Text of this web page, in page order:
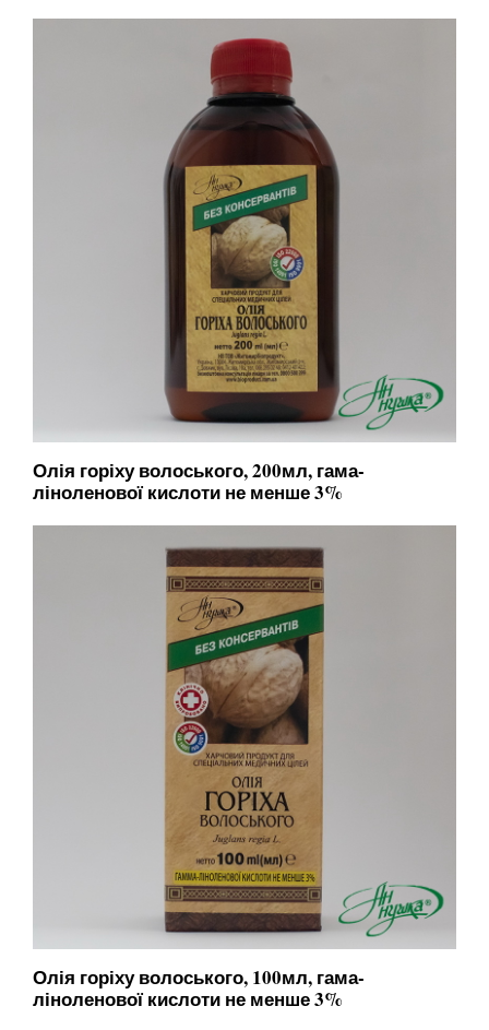
Олія горіху волоського, 200мл, гама-
ліноленової кислоти не менше 3%
Олія горіху волоського, 100мл, гама-
ліноленової кислоти не менше 3%